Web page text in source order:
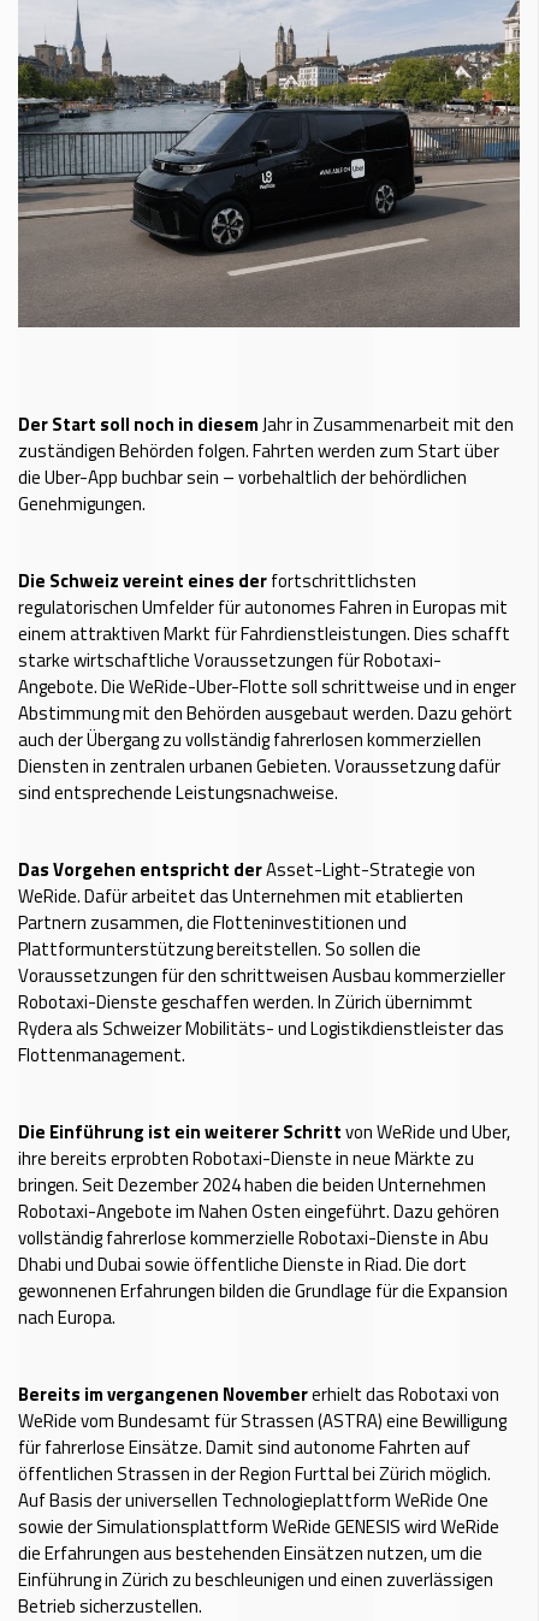
Der Start soll noch in diesemJahr in Zusammenarbeit mit den
zuständigen Behörden folgen. Fahrten werden zum Start über
die Uber-App buchbar sein – vorbehaltlich der behördlichen
Genehmigungen.
Die Schweiz vereint eines derfortschrittlichsten
regulatorischen Umfelder für autonomes Fahren in Europas mit
einem attraktiven Markt für Fahrdienstleistungen. Dies schafft
starke wirtschaftliche Voraussetzungen für Robotaxi-
Angebote. Die WeRide-Uber-Flotte soll schrittweise und in enger
Abstimmung mit den Behörden ausgebaut werden. Dazu gehört
auch der Übergang zu vollständig fahrerlosen kommerziellen
Diensten in zentralen urbanen Gebieten. Voraussetzung dafür
sind entsprechende Leistungsnachweise.
Das Vorgehen entspricht derAsset-Light-Strategie von
WeRide. Dafür arbeitet das Unternehmen mit etablierten
Partnern zusammen, die Flotteninvestitionen und
Plattformunterstützung bereitstellen. So sollen die
Voraussetzungen für den schrittweisen Ausbau kommerzieller
Robotaxi-Dienste geschaffen werden. In Zürich übernimmt
Rydera als Schweizer Mobilitäts- und Logistikdienstleister das
Flottenmanagement.
Die Einführung ist ein weiterer Schrittvon WeRide und Uber,
ihre bereits erprobten Robotaxi-Dienste in neue Märkte zu
bringen. Seit Dezember 2024 haben die beiden Unternehmen
Robotaxi-Angebote im Nahen Osten eingeführt. Dazu gehören
vollständig fahrerlose kommerzielle Robotaxi-Dienste in Abu
Dhabi und Dubai sowie öffentliche Dienste in Riad. Die dort
gewonnenen Erfahrungen bilden die Grundlage für die Expansion
nach Europa.
Bereits im vergangenen Novembererhielt das Robotaxi von
WeRide vom Bundesamt für Strassen (ASTRA) eine Bewilligung
für fahrerlose Einsätze. Damit sind autonome Fahrten auf
öffentlichen Strassen in der Region Furttal bei Zürich möglich.
Auf Basis der universellen Technologieplattform WeRide One
sowie der Simulationsplattform WeRide GENESIS wird WeRide
die Erfahrungen aus bestehenden Einsätzen nutzen, um die
Einführung in Zürich zu beschleunigen und einen zuverlässigen
Betrieb sicherzustellen.